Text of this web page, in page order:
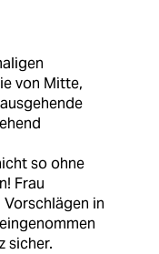
von Mitte,
so ohne
Frau
in
sicher.